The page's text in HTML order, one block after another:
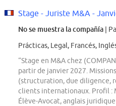
Stage - Juriste M&A -
No se muestra la compañía |
Prácticas, Legal, Francés,
“Stage en M&A chez
partir de janvier 2027.
(structuration, due diligence,
clients internationaux. Profil :
Élève-Avocat, anglais